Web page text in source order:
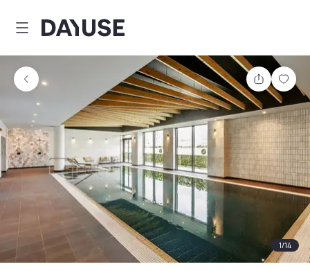
Dayuse
Teilen
1/14